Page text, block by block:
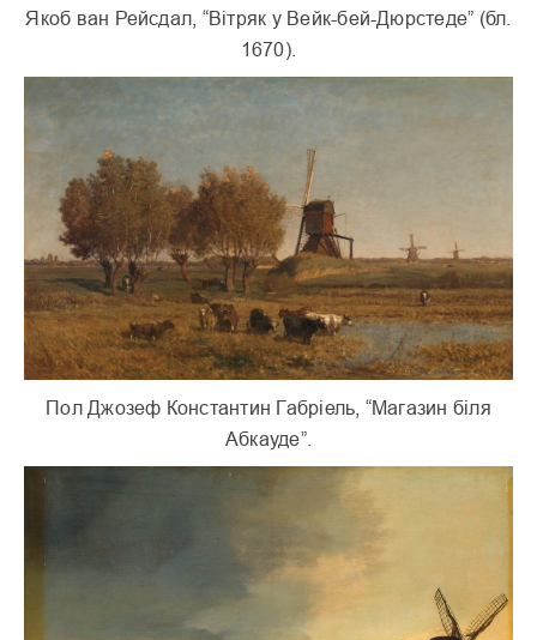
Якоб ван Рейсдал, “Вітряк у Вейк-бей-Дюрстеде” (бл.
1670).
Пол Джозеф Константин Габріель, “Магазин біля
Абкауде”.